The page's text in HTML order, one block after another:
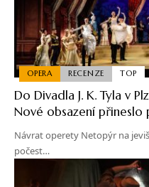
OPERA RECENZE TOP
Do Divadla J. K. Tyla v
Nové obsazení přineslo
Návrat operety Netopýr na
počest…